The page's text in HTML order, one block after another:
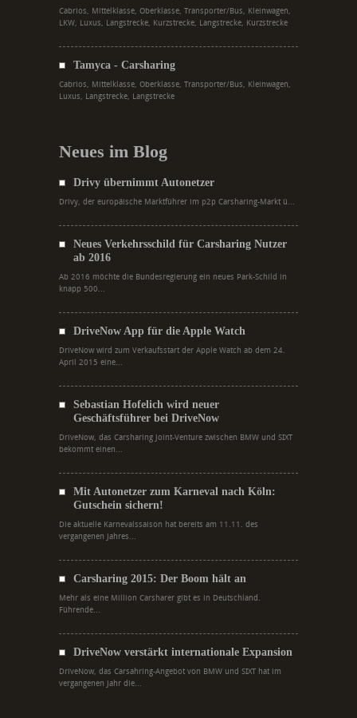
Cabrios, Mittelklasse, Oberklasse, Transporter/Bus, Kleinwagen,
LKW, Luxus, Langstrecke, Kurzstrecke, Langstrecke, Kurzstrecke
Tamyca - Carsharing
Cabrios, Mittelklasse, Oberklasse, Transporter/Bus, Kleinwagen,
Luxus, Langstrecke, Langstrecke
Neues im Blog
Drivy übernimmt Autonetzer
Drivy, der europäische Marktführer im p2p Carsharing-Markt ü...
Neues Verkehrsschild für Carsharing Nutzer
ab 2016
Ab 2016 möchte die Bundesregierung ein neues Park-Schild in
knapp 500...
DriveNow App für die Apple Watch
DriveNow wird zum Verkaufsstart der Apple Watch ab dem 24.
April 2015 eine...
Sebastian Hofelich wird neuer
Geschäftsführer bei DriveNow
DriveNow, das Carsharing Joint-Venture zwischen BMW und SIXT
bekommt einen...
Mit Autonetzer zum Karneval nach Köln:
Gutschein sichern!
Die aktuelle Karnevalssaison hat bereits am 11.11. des
vergangenen Jahres...
Carsharing 2015: Der Boom hält an
Mehr als eine Million Carsharer gibt es in Deutschland.
Führende...
DriveNow verstärkt internationale Expansion
DriveNow, das Carsahring-Angebot von BMW und SIXT hat im
vergangenen Jahr die...